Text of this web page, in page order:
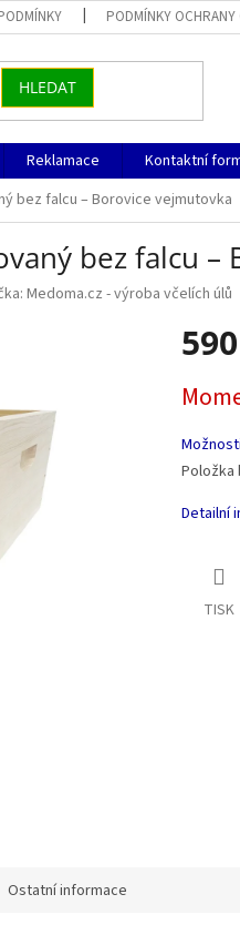
PODMÍNKY OCHRANY
HLEDAT
Reklamace Kontaktní
bez falcu – Borovice vejmutovka
bez falcu –
Medoma.cz - výroba včelích úlů
cena:
Detailní
TISK
Ostatní informace